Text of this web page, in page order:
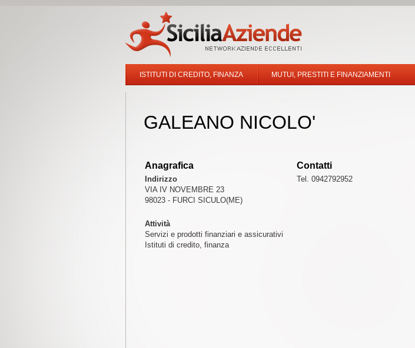
ISTITUTI DI CREDITO, FINANZA MUTUI, PRESTITI E FINANZIAMENTI
GALEANO NICOLO'
Anagrafica
Indirizzo
VIA IV NOVEMBRE 23
98023 - FURCI SICULO(ME)
Contatti
Tel. 0942792952
Attività
Servizi e prodotti finanziari e assicurativi
Istituti di credito, finanza